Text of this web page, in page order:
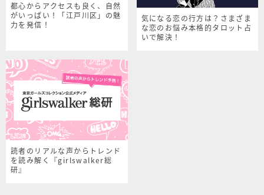
都心からアクセスも良く、自然
がいっぱい！「江戸川区」の魅
力を発信！
気になる恋の行方は？さまざま
な恋のお悩み本格的タロット占
いで解決！
読者のリアルな声からトレンド
を読み解く『girlswalker総
研』